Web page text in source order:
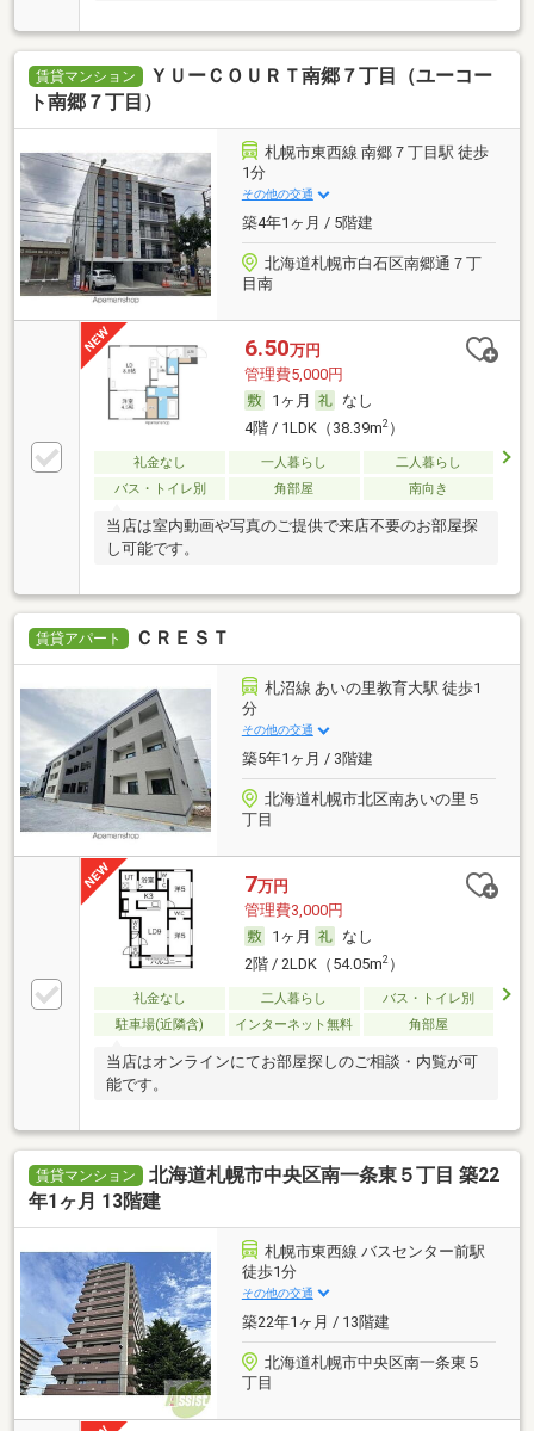
賃貸マンション
ＹＵーＣＯＵＲＴ南郷７丁目（ユーコー
ト南郷７丁目）
札幌市東西線 南郷７丁目駅 徒歩
1分
その他の交通
築4年1ヶ月 / 5階建
北海道札幌市白石区南郷通７丁
目南
6.50万円
管理費5,000円
1ヶ月
なし
4階 / 1LDK（38.39m2）
礼金なし 一人暮らし
二人暮らし
バス・トイレ別
角部屋 南向き
当店は室内動画や写真のご提供で来店不要のお部屋探
し可能です。
賃貸アパート ＣＲＥＳＴ
札沼線 あいの里教育大駅 徒歩1
分
その他の交通
築5年1ヶ月 / 3階建
北海道札幌市北区南あいの里５
丁目
7万円
管理費3,000円
1ヶ月
なし
2階 / 2LDK（54.05m2）
礼金なし 二人暮らし
バス・トイレ別
駐車場(近隣含)
インターネット無料 角部屋
当店はオンラインにてお部屋探しのご相談・内覧が可
能です。
賃貸マンション
北海道札幌市中央区南一条東５丁目 築22
年1ヶ月 13階建
札幌市東西線 バスセンター前駅
徒歩1分
その他の交通
築22年1ヶ月 / 13階建
北海道札幌市中央区南一条東５
丁目